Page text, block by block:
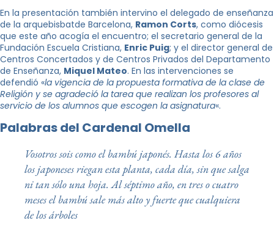
En la presentación también intervino el delegado de enseñanza
de la arquebisbatde Barcelona, Ramon Corts, como diócesis
que este año acogía el encuentro; el secretario general de la
Fundación Escuela Cristiana, Enric Puig; y el director general de
Centros Concertados y de Centros Privados del Departamento
de Enseñanza, Miquel Mateo. En las intervenciones se
defendió «la vigencia de la propuesta formativa de la clase de
Religión y se agradeció la tarea que realizan los profesores al
servicio de los alumnos que escogen la asignatura«.
Palabras del Cardenal Omella
Vosotros sois como el bambú japonés. Hasta los 6 años
los japoneses riegan esta planta, cada día, sin que salga
ni tan sólo una hoja. Al séptimo año, en tres o cuatro
meses el bambú sale más alto y fuerte que cualquiera
de los árboles